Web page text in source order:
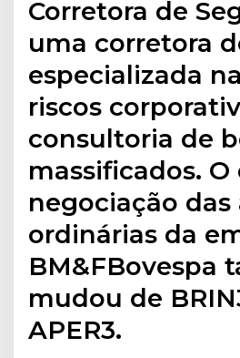
Corretora de
uma corretora
especializada
riscos
consultoria de
massificados.
negociação das
ordinárias da
BM&FBovespa
mudou de
APER3.